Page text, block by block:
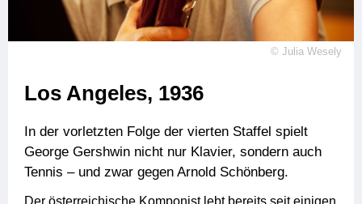
© Julia Wesely
Los Angeles, 1936
In der vorletzten Folge der vierten Staffel spielt
George Gershwin nicht nur Klavier, sondern auch
Tennis – und zwar gegen Arnold Schönberg.
Der österreichische Komponist lebt bereits seit einigen